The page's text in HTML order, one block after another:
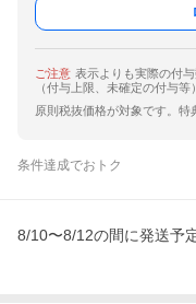
ご注意 表示よりも実際の付
（付与上限、未確定の付与等）
原則税抜価格が対象です。特
条件達成でおトク
8/10〜8/12の間に発送予